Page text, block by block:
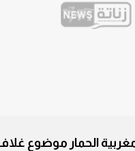
لأول مرة في مجلة مغربية الحمار